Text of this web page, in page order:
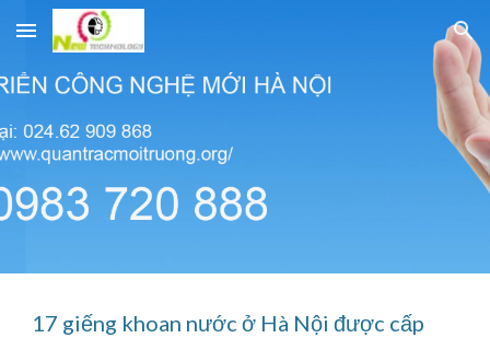
Skip to main content Skip to navigation
17 giếng khoan nước ở Hà Nội được cấp